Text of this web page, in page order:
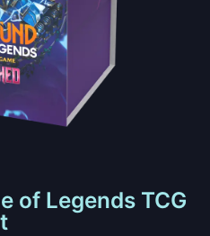
of Legends TCG